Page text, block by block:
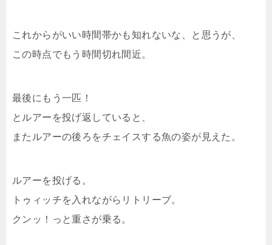
これからがいい時間帯かも知れないな、と思うが、
この時点でもう時間切れ間近。
最後にもう一匹！
とルアーを投げ返していると、
またルアーの後ろをチェイスする魚の姿が見えた。
ルアーを投げる。
トゥィッチを入れながらリトリーブ。
クンッ！っと重さが乗る。